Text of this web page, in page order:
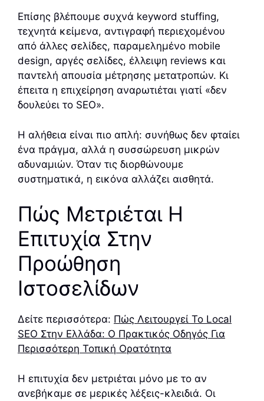
Επίσης βλέπουμε συχνά keyword stuffing,
τεχνητά κείμενα, αντιγραφή περιεχομένου
από άλλες σελίδες, παραμελημένο mobile
design, αργές σελίδες, έλλειψη reviews και
παντελή απουσία μέτρησης μετατροπών. Κι
έπειτα η επιχείρηση αναρωτιέται γιατί «δεν
δουλεύει το SEO».
Η αλήθεια είναι πιο απλή: συνήθως δεν φταίει
ένα πράγμα, αλλά η συσσώρευση μικρών
αδυναμιών. Όταν τις διορθώνουμε
συστηματικά, η εικόνα αλλάζει αισθητά.
Πώς Μετριέται Η
Επιτυχία Στην
Προώθηση
Ιστοσελίδων
Δείτε περισσότερα: Πώς Λειτουργεί Το Local
SEO Στην Ελλάδα: Ο Πρακτικός Οδηγός Για
Περισσότερη Τοπική Ορατότητα
Η επιτυχία δεν μετριέται μόνο με το αν
ανεβήκαμε σε μερικές λέξεις-κλειδιά. Οι